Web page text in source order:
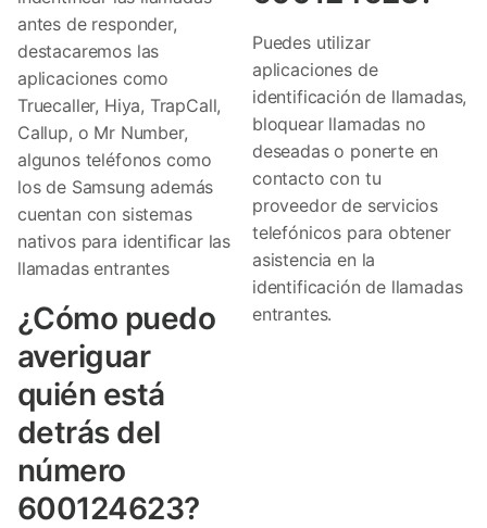
antes de responder,
destacaremos las
aplicaciones como
Truecaller, Hiya, TrapCall,
Callup, o Mr Number,
algunos teléfonos como
los de Samsung además
cuentan con sistemas
nativos para identificar las
llamadas entrantes
¿Cómo puedo
averiguar
quién está
detrás del
número
600124623?
Puedes utilizar
aplicaciones de
identificación de llamadas,
bloquear llamadas no
deseadas o ponerte en
contacto con tu
proveedor de servicios
telefónicos para obtener
asistencia en la
identificación de llamadas
entrantes.